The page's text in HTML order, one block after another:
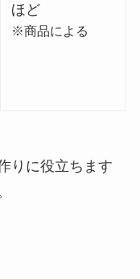
ほど
※商品による
りに役立ちます